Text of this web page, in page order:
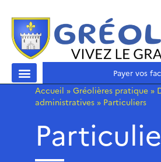
Payer vos
Accueil » Gréolières pratique »
administratives » Particuliers